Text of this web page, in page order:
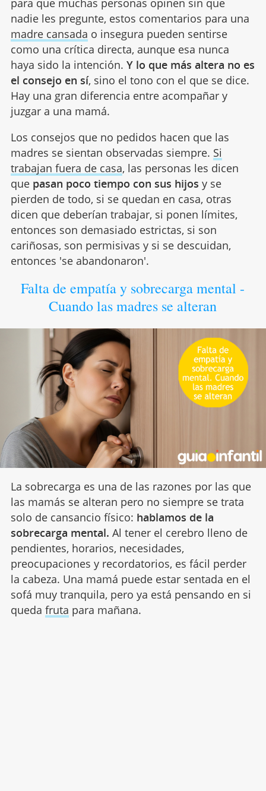
para que muchas personas opinen sin que
nadie les pregunte, estos comentarios para una
madre cansada o insegura pueden sentirse
como una crítica directa, aunque esa nunca
haya sido la intención. Y lo que más altera no es
el consejo en sí, sino el tono con el que se dice.
Hay una gran diferencia entre acompañar y
juzgar a una mamá.
Los consejos que no pedidos hacen que las
madres se sientan observadas siempre. Si
trabajan fuera de casa, las personas les dicen
quepasan poco tiempo con sus hijos y se
pierden de todo, si se quedan en casa, otras
dicen que deberían trabajar, si ponen límites,
entonces son demasiado estrictas, si son
cariñosas, son permisivas y si se descuidan,
entonces 'se abandonaron'.
Falta de empatía y sobrecarga mental -
Cuando las madres se alteran
La sobrecarga es una de las razones por las que
las mamás se alteran pero no siempre se trata
solo de cansancio físico: hablamos de la
sobrecarga mental. Al tener el cerebro lleno de
pendientes, horarios, necesidades,
preocupaciones y recordatorios, es fácil perder
la cabeza. Una mamá puede estar sentada en el
sofá muy tranquila, pero ya está pensando en si
queda fruta para mañana.